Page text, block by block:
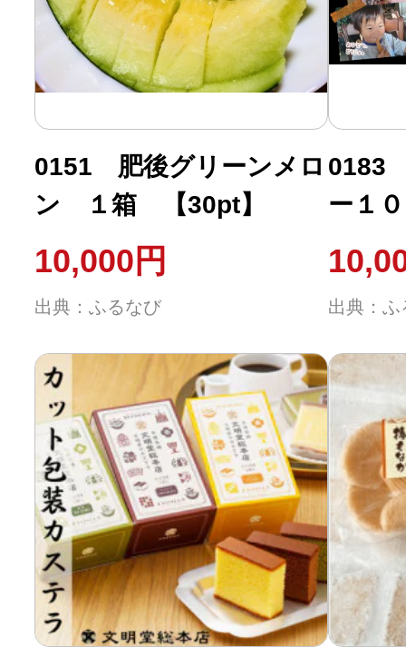
0151 肥後グリーンメロ
ン １箱 【30pt】
10,000円
出典：ふるなび
0183
ー１
出典：ふ